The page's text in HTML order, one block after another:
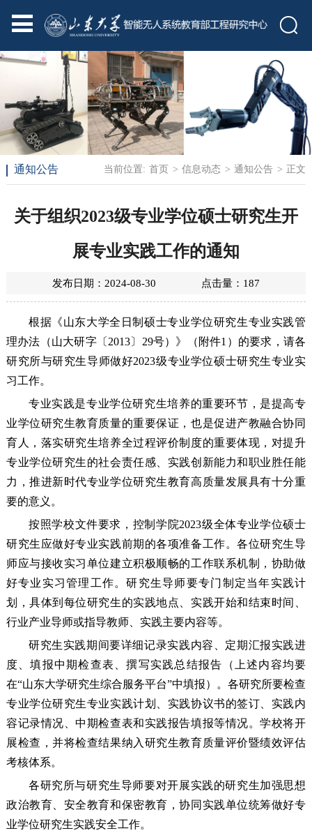
通知公告 当前位置:首页 >信息动态 >通知公告 > 正文
关于组织2023级专业学位硕士研究生开
展专业实践工作的通知
发布日期：2024-08-30 点击量： 187
根据《山东大学全日制硕士专业学位研究生专业实践管
理办法（山大研字〔2013〕29号）》（附件1）的要求，请各
研究所与研究生导师做好2023级专业学位硕士研究生专业实
习工作。
专业实践是专业学位研究生培养的重要环节，是提高专
业学位研究生教育质量的重要保证，也是促进产教融合协同
育人，落实研究生培养全过程评价制度的重要体现，对提升
专业学位研究生的社会责任感、实践创新能力和职业胜任能
力，推进新时代专业学位研究生教育高质量发展具有十分重
要的意义。
按照学校文件要求，控制学院2023级全体专业学位硕士
研究生应做好专业实践前期的各项准备工作。各位研究生导
师应与接收实习单位建立积极顺畅的工作联系机制，协助做
好专业实习管理工作。研究生导师要专门制定当年实践计
划，具体到每位研究生的实践地点、实践开始和结束时间、
行业产业导师或指导教师、实践主要内容等。
研究生实践期间要详细记录实践内容、定期汇报实践进
度、填报中期检查表、撰写实践总结报告（上述内容均要
在“山东大学研究生综合服务平台”中填报）。各研究所要检查
专业学位研究生专业实践计划、实践协议书的签订、实践内
容记录情况、中期检查表和实践报告填报等情况。学校将开
展检查，并将检查结果纳入研究生教育质量评价暨绩效评估
考核体系。
各研究所与研究生导师要对开展实践的研究生加强思想
政治教育、安全教育和保密教育，协同实践单位统筹做好专
业学位研究生实践安全工作。